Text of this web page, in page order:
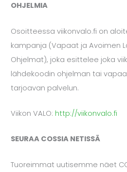
OHJELMIA
Osoitteessa viikonvalo.fi on
kampanja (Vapaat ja Avoimen
Ohjelmat), joka esittelee joka
lähdekoodin ohjelman tai
tarjoavan palvelun.
Viikon VALO: http://viikonvalo.fi
SEURAA COSSIA NETISSÄ
Tuoreimmat uutisemme näet